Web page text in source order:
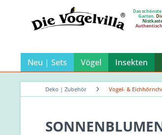
Das
Garten.
Neu | Sets Vögel Insekten
Deko | Zubehör Vogel- &